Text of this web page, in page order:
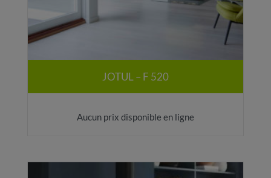
JOTUL – F 520
Aucun prix disponible en ligne